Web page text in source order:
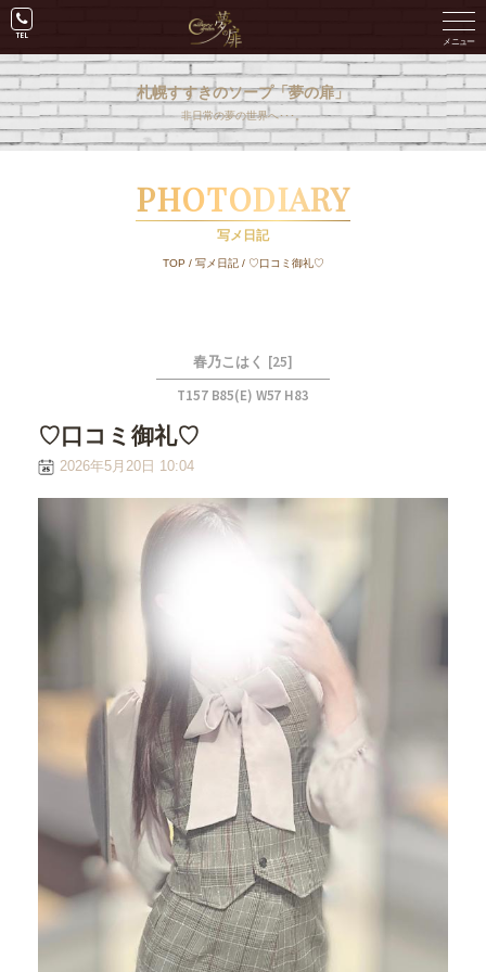
札幌すすきのソープ「夢の扉」
非日常の夢の世界へ･･･。
PHOTODIARY
写メ日記
TOP / 写メ日記/ ♡口コミ御礼♡
春乃こはく [25]
T157 B85(E) W57 H83
♡口コミ御礼♡
2026年5月20日 10:04